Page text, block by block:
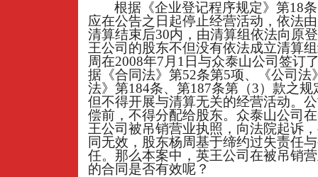
根据《企业登记程序规定》第18
应在公告之日起停止经营活动，依法
清算结束后30内，由清算组依法向原
王公司的股东不但没有依法成立清算
周在2008年7月1日与众泰山公司签订
据《合同法》第52条第5项、《公司法
法》第184条、第187条第（3）款之
但不得开展与清算无关的经营活动。
偿前，不得分配给股东。众泰山公司
王公司被吊销营业执照，向法院起诉
同无效，股东杨周基于缔约过失责任
任。那么本案中，英王公司在被吊销
的合同是否有效呢？